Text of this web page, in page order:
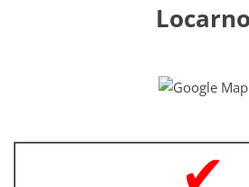
Locarno